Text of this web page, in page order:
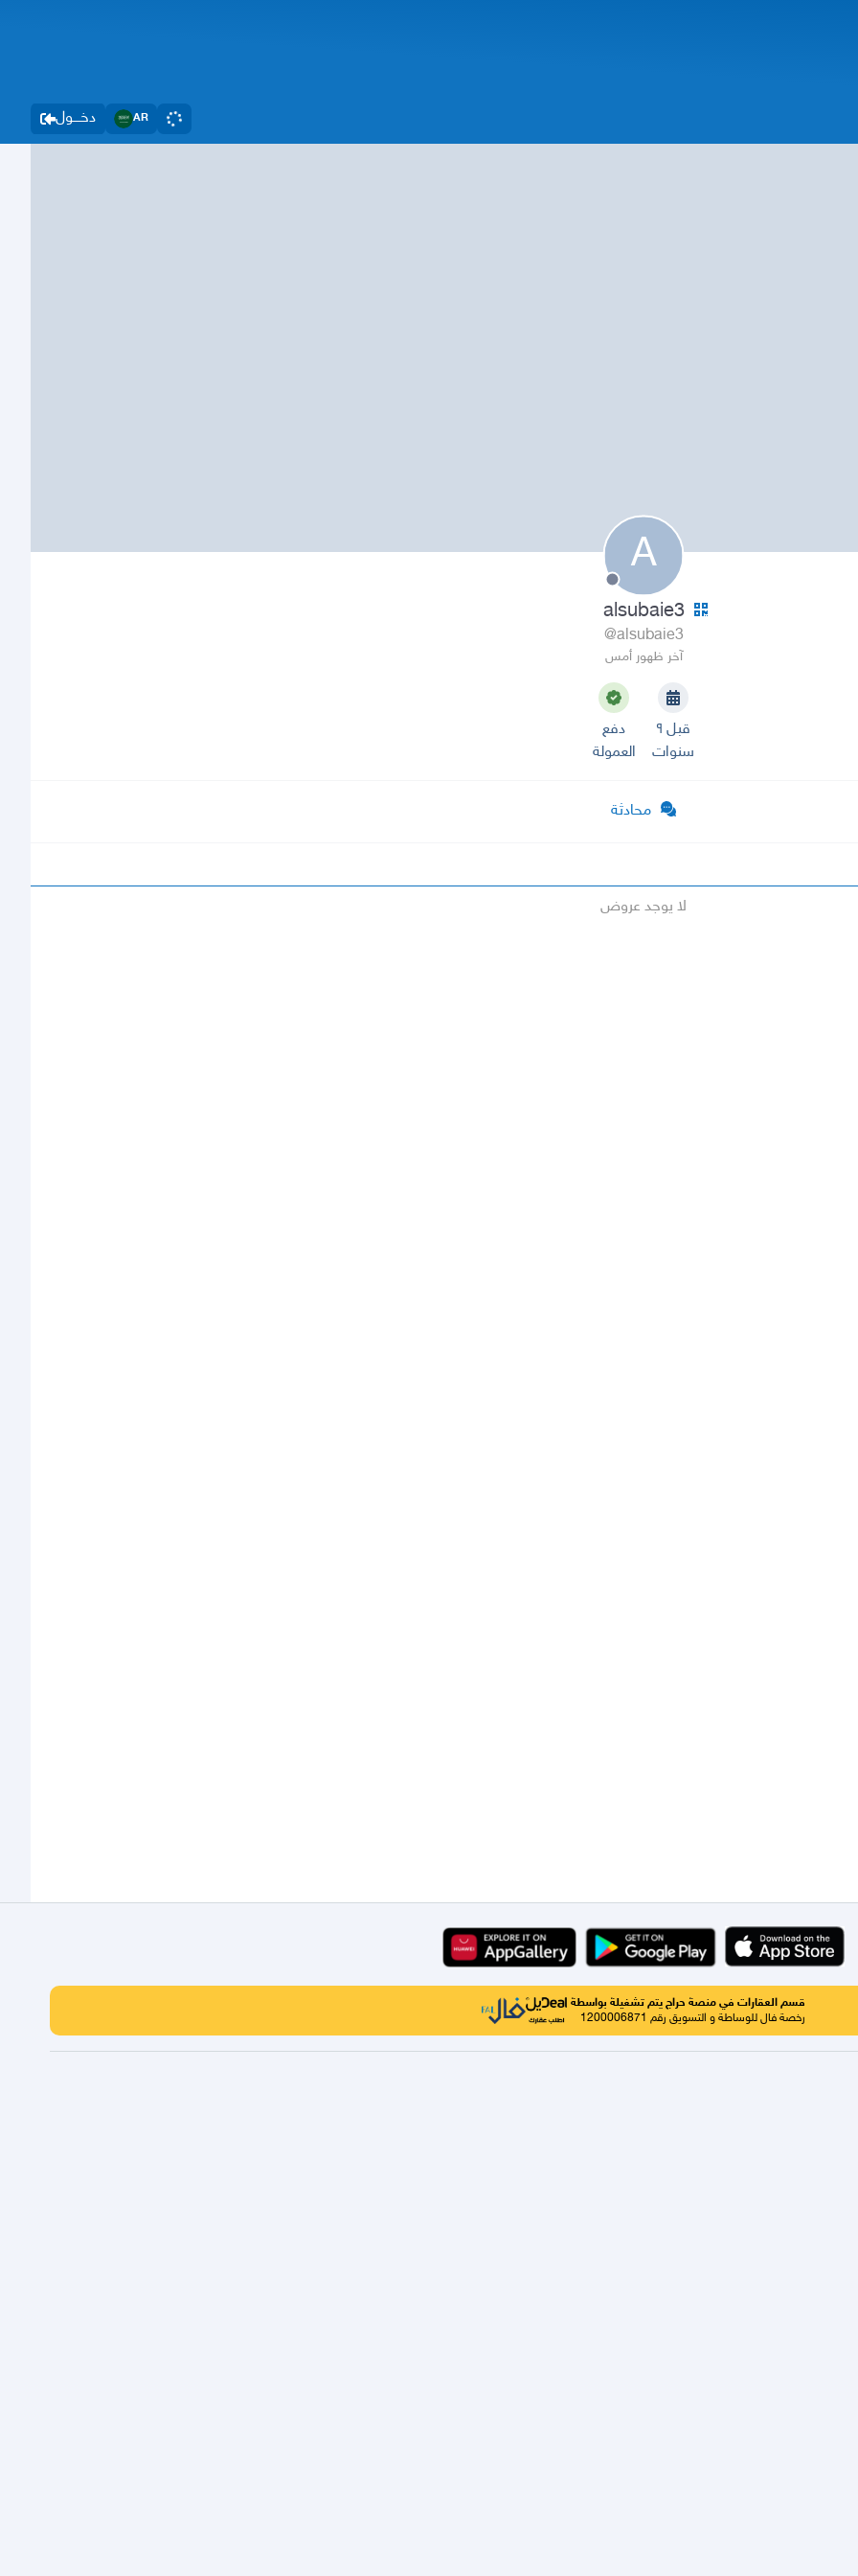
دخــــول AR
A
alsubaie3
@alsubaie3
آخر ظهور أمس
قبل ٩
سنوات
دفع
العمولة
محادثة
لا يوجد عروض
قسم العقارات في منصة حراج يتم تشغيلة بواسطة
رخصة فال للوساطة و التسويق رقم 1200006871